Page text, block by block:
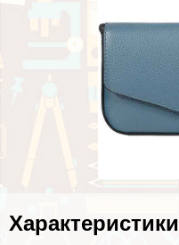
Хаpaктеристики